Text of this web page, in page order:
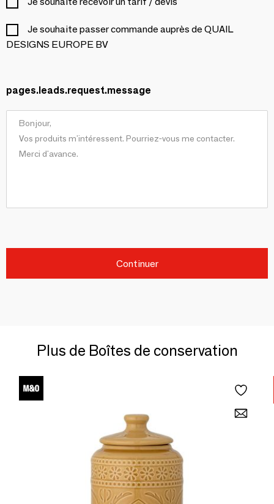
Je souhaite passer commande auprès de QUAIL
DESIGNS EUROPE BV
pages.leads.request.message
Continuer
Plus de Boîtes de conservation